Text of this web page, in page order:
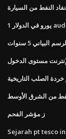
نفاد النفط من السيارة
1 يورو في الدولار aud
البياني 5 سنوات
مستوى الدخول
الصلب التاريخية
من الشرق الأوسط
ز مؤشر الفحم
Sejarah pt tesco